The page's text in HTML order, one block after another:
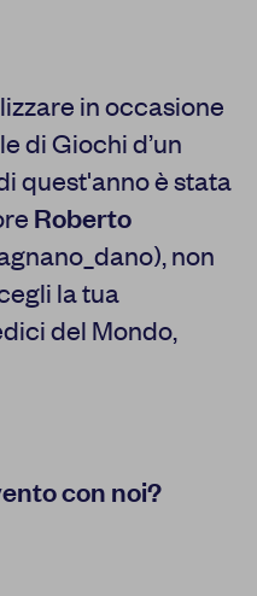
in occasione
di Giochi d’un
quest'anno è stata
Roberto
non
la tua
del Mondo,
con noi?